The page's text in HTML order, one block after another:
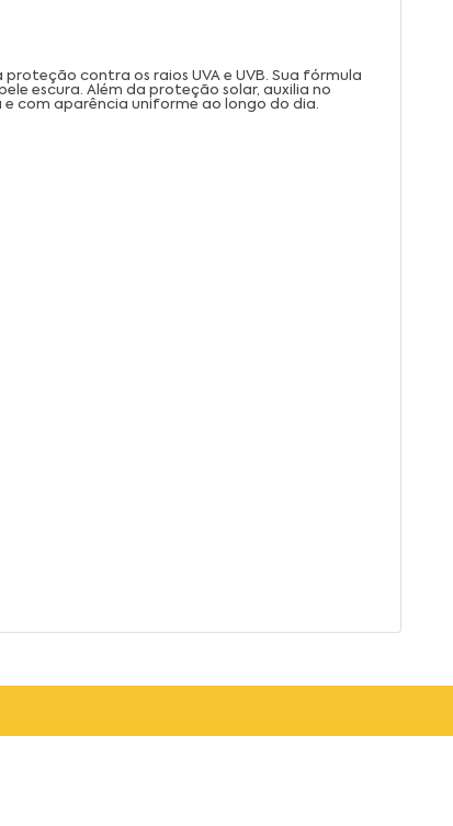
contra os raios UVA e UVB. Sua fórmula
escura. Além da proteção solar, auxilia no
com aparência uniforme ao longo do dia.